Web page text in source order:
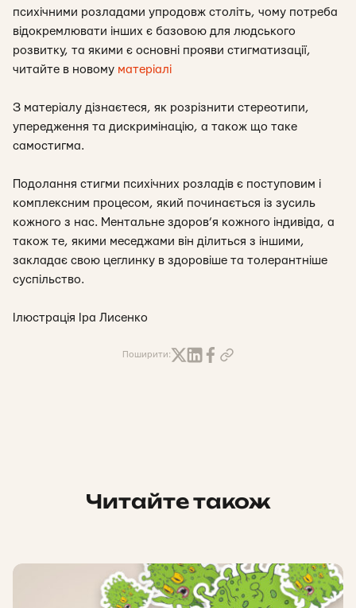
психічними розладами упродовж століть, чому потреба
відокремлювати інших є базовою для людського
розвитку, та якими є основні прояви стигматизації,
читайте в новому матеріалі
З матеріалу дізнаєтеся, як розрізнити стереотипи,
упередження та дискримінацію, а також що таке
самостигма.
Подолання стигми психічних розладів є поступовим і
комплексним процесом, який починається із зусиль
кожного з нас. Ментальне здоров’я кожного індивіда, а
також те, якими меседжами він ділиться з іншими,
закладає свою цеглинку в здоровіше та толерантніше
суспільство.
Ілюстрація Іра Лисенко
Поширити:
Читайте також